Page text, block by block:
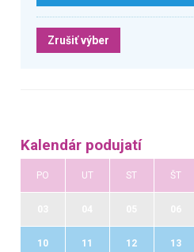
Zrušiť výber
Kalendár podujatí
PO UT ST ŠT
10 11 12 13